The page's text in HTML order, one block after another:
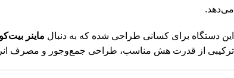
می‌دهد.
این دستگاه برای کسانی طراحی شده که به دنبال ماینر
ترکیبی از قدرت هش مناسب، طراحی جمع‌وجور و مصرف